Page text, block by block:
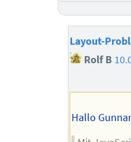
Layout-
Rolf B
Hallo